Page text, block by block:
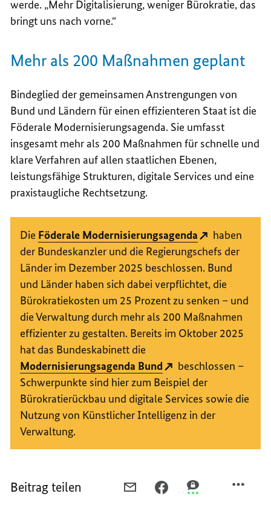
werde. „Mehr Digitalisierung, weniger Bürokratie, das
bringt uns nach vorne.“
Mehr als 200 Maßnahmen geplant
Bindeglied der gemeinsamen Anstrengungen von
Bund und Ländern für einen effizienteren Staat ist die
Föderale Modernisierungsagenda. Sie umfasst
insgesamt mehr als 200 Maßnahmen für schnelle und
klare Verfahren auf allen staatlichen Ebenen,
leistungsfähige Strukturen, digitale Services und eine
praxistaugliche Rechtsetzung.
Die Föderale Modernisierungsagenda
haben
der Bundeskanzler und die Regierungschefs der
Länder im Dezember 2025 beschlossen. Bund
und Länder haben sich dabei verpflichtet, die
Bürokratiekosten um 25 Prozent zu senken – und
die Verwaltung durch mehr als 200 Maßnahmen
effizienter zu gestalten. Bereits im Oktober 2025
hat das Bundeskabinett die
Modernisierungsagenda Bund
beschlossen –
Schwerpunkte sind hier zum Beispiel der
Bürokratierückbau und digitale Services sowie die
Nutzung von Künstlicher Intelligenz in der
Verwaltung.
Beitrag teilen